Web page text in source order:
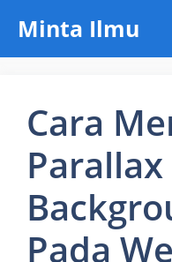
content
Minta Ilmu
Cara
Parallax
Pada